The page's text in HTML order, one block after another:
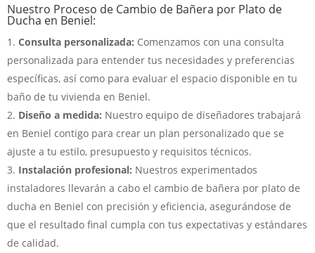
Nuestro Proceso de Cambio de Bañera por Plato de
Ducha en Beniel:
Consulta personalizada: Comenzamos con una consulta
personalizada para entender tus necesidades y preferencias
específicas, así como para evaluar el espacio disponible en tu
baño de tu vivienda en Beniel.
Diseño a medida: Nuestro equipo de diseñadores trabajará
en Beniel contigo para crear un plan personalizado que se
ajuste a tu estilo, presupuesto y requisitos técnicos.
Instalación profesional: Nuestros experimentados
instaladores llevarán a cabo el cambio de bañera por plato de
ducha en Beniel con precisión y eficiencia, asegurándose de
que el resultado final cumpla con tus expectativas y estándares
de calidad.